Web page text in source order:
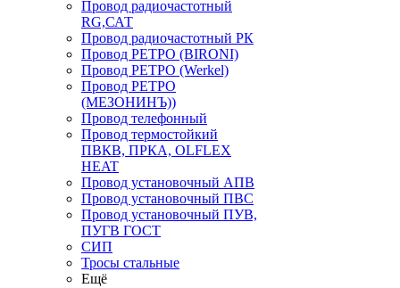
Провод радиочастотный
RG,САТ
Провод радиочастотный РК
Провод РЕТРО (BIRONI)
Провод РЕТРО (Werkel)
Провод РЕТРО
(МЕЗОНИНЪ))
Провод телефонный
Провод термостойкий
ПВКВ, ПРКА, OLFLEX
HEAT
Провод установочный АПВ
Провод установочный ПВС
Провод установочный ПУВ,
ПУГВ ГОСТ
СИП
Тросы стальные
Ещё